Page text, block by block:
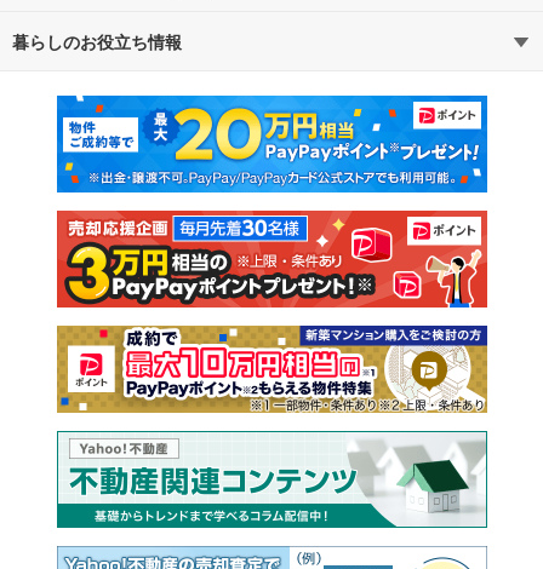
通勤・通学時間から探す
不動産・住宅
新築マンション 中古マンション
新築一戸建て 中古一戸建て
注文住宅 土地
売却査定
暮らしのお役立ち情報
マンションカタログ 教えて！住まいの先生